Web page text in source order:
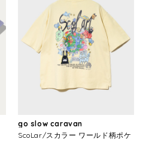
go slow caravan
ScoLar/スカラー ワールド柄ポケ